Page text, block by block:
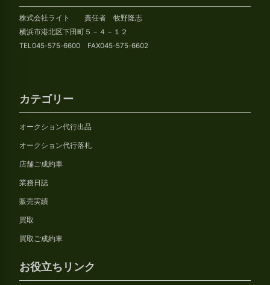
イ
ブ
株式会社ライト 責任者 牧野隆志
横浜市港北区下田町５－４－１２
TEL045-575-6600 FAX045-575-6602
カテゴリー
オークション代行出品
オークション代行落札
店舗ご成約車
業務日誌
販売実績
買取
買取ご成約車
お役立ちリンク